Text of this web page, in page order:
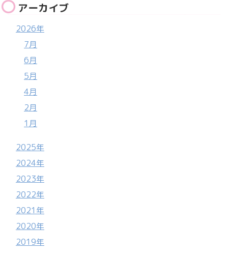
アーカイブ
2026年
7月
6月
5月
4月
2月
1月
2025年
2024年
2023年
2022年
2021年
2020年
2019年